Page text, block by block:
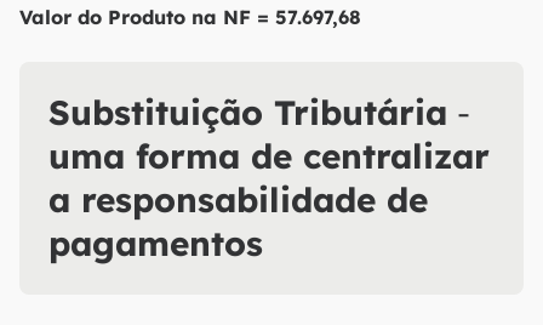
Valor do Produto na NF = 57.697,68
Substituição Tributária -
uma forma de centralizar
a responsabilidade de
pagamentos